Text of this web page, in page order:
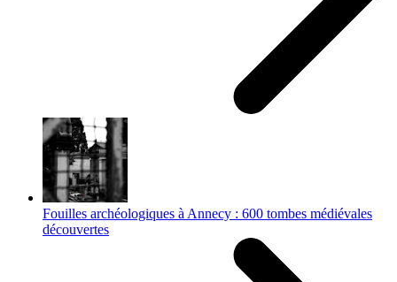
Fouilles archéologiques à Annecy : 600 tombes médiévales
découvertes